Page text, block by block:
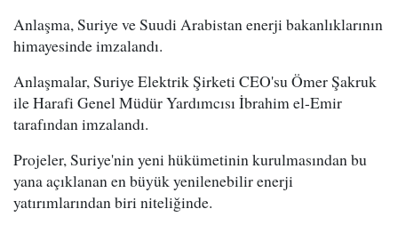
Anlaşma, Suriye ve Suudi Arabistan enerji bakanlıklarının
himayesinde imzalandı.
Anlaşmalar, Suriye Elektrik Şirketi CEO'su Ömer Şakruk
ile Harafi Genel Müdür Yardımcısı İbrahim el-Emir
tarafından imzalandı.
Projeler, Suriye'nin yeni hükümetinin kurulmasından bu
yana açıklanan en büyük yenilenebilir enerji
yatırımlarından biri niteliğinde.